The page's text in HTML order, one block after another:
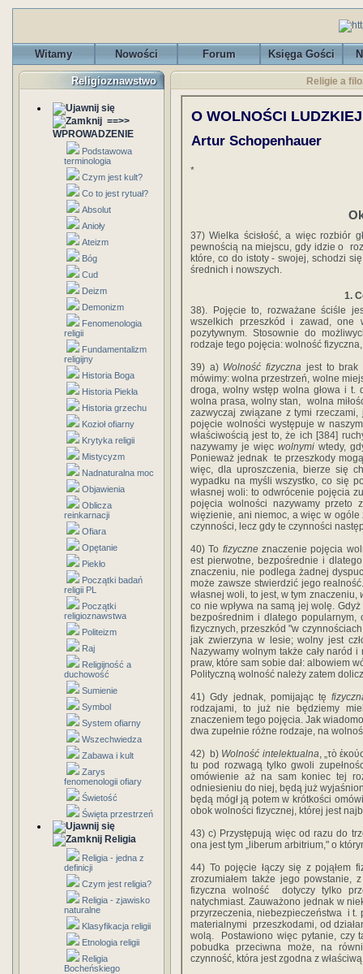
Witamy Nowości Forum Księga Gości
Religioznawstwo
==>>
WPROWADZENIE
Podstawowa
terminologia
Czym jest kult?
Co to jest rytuał?
Absolut
Anioły
Ateizm
Bóg
Cud
Deizm
Demonizm
Fenomenologia
religii
Fundamentalizm
religijny
Historia Boga
Historia Piekła
Historia grzechu
Kozioł ofiarny
Krytyka religii
Mistycyzm
Nadnaturalna moc
Objawienia
Oblicza
reinkarnacji
Ofiara
Opętanie
Piekło
Początki badań
religii PL
Początki
religioznawstwa
Politeizm
Raj
Religijność a
duchowość
Sumienie
Symbol
System ofiarny
Wszechwiedza
Zabawa i kult
Zarys
fenomenologii ofiary
Świetość
Święta przestrzeń
Religia
Religia - jedna z
definicji
Czym jest religia?
Religia - zjawisko
naturalne
Klasyfikacja religii
Etnologia religii
Religia
Bocheńskiego
Religie a
O WOLNOŚCI
Artur Schopenhauer
*
37)‎ ‎Wielka‎ ‎ścisłość,‎ ‎a‎ ‎więc‎ ‎rozbiór‎
‎pewnością‎ ‎na‎ ‎miejscu,‎ ‎gdy‎ ‎idzie‎ ‎o‎
‎które,‎ ‎co‎ ‎do‎ ‎istoty -‎ ‎swojej,‎ ‎schodzi‎
‎średnich‎ ‎i‎ ‎nowszych.
1.‎
38).‎ ‎Pojęcie‎ ‎to,‎ ‎rozważane‎ ‎ściśle‎
‎wszelkich‎ ‎przeszkód‎ ‎i‎ ‎zawad,‎ ‎one‎
pozytywnym.‎ ‎Stosownie‎ ‎do‎
‎rodzaje‎ ‎tego‎ ‎pojęcia:‎ ‎wolność‎
39)‎ ‎a)‎ ‎ Wolność‎ ‎fizyczna
‎jest‎ ‎to‎
‎mówimy: wolna‎ ‎przestrzeń,‎ ‎wolne‎
‎droga,‎ ‎wolny‎ ‎wstęp wolna‎ ‎głowa‎ ‎i‎ ‎t.‎
‎wolna‎ ‎prasa,‎ ‎wolny‎ ‎stan,‎ ‎ wolna‎
‎zazwyczaj‎ ‎związane‎ ‎z‎ ‎tymi‎
‎pojęcie‎ ‎wolności‎ ‎występuje‎ ‎w‎
‎właściwością‎ ‎jest‎ ‎to,‎ ‎że‎ ‎ich‎ ‎[384]‎
‎nazywamy‎ ‎je więc‎ ‎ wolnymi‎ ‎wtedy,‎
‎Ponieważ‎ ‎jednak‎ ‎ te‎ ‎przeszkody
‎więc,‎ ‎dla‎ ‎uproszczenia,‎ ‎bierze‎ ‎się‎
‎wypadku na‎ ‎myśli‎ ‎wszystko,‎ ‎co‎ ‎się‎
‎własnej‎ ‎woli:‎ ‎to odwrócenie‎ ‎pojęcia‎
‎pojęcia‎ ‎wolności‎ ‎nazywamy
‎więzienie,‎ ‎ani‎ ‎niemoc,‎ ‎a‎ ‎więc‎ ‎w‎ ‎ogóle‎
czynności,‎ ‎lecz‎ ‎gdy‎ ‎te‎ ‎czynności‎
40)‎ ‎To‎ ‎ fizyczne ‎znaczenie‎ ‎pojęcia‎
‎est‎ ‎pierwotne,‎ ‎bezpośrednie‎ ‎i‎
‎znaczeniu,‎ ‎nie‎ ‎podlega‎ ‎żadnej
‎może‎ ‎zawsze‎ ‎stwierdzić‎ ‎jego‎
‎własnej woli,‎ ‎to‎ ‎jest,‎ ‎w‎ ‎tym‎ ‎znaczeniu,‎
‎co‎ ‎nie‎ ‎wpływa‎ ‎na‎ ‎samą jej‎ ‎wolę.‎
‎bezpośrednim‎ ‎i‎ ‎dlatego‎
‎fizycznych,‎ ‎przeszkód‎ ‎"w‎
‎jak‎ ‎zwierzyna‎ ‎w‎ ‎lesie;‎ ‎wolny‎ ‎jest‎
‎Nazywamy‎ ‎wolnym‎ ‎także‎ ‎cały‎ ‎naród‎
‎praw,‎ ‎które sam‎ ‎sobie‎ ‎dał:‎ ‎albowiem‎
‎Polityczną‎ ‎wolność‎ ‎należy‎ ‎zatem‎
41)‎ ‎Gdy‎ ‎jednak,‎ ‎pomijając‎ ‎tę‎ ‎
‎rodzajami, to‎ ‎już‎ ‎nie‎ ‎będziemy‎
‎znaczeniem‎ ‎tego‎ ‎pojęcia.‎ ‎Jak
‎dwa‎ ‎zupełnie‎ ‎różne‎ ‎rodzaje,‎ ‎na‎
42)‎ ‎‎ ‎b)‎ ‎ Wolność‎ ‎intelektualna,‎ ‎„τὸ
‎tu pod‎ ‎rozwagą‎ ‎tylko‎ ‎gwoli‎
‎omówienie‎ ‎aż na‎ ‎sam‎ ‎koniec‎ ‎tej‎
‎odniesieniu‎ ‎do‎ ‎niej,‎ ‎będą‎ ‎już
‎będą‎ ‎mógł‎ ‎ją‎ ‎potem‎ ‎w‎ ‎krótkości‎
obok‎ ‎wolności‎ ‎fizycznej,‎ ‎której‎ ‎jest‎
43)‎ ‎c)‎ ‎Przystępują‎ ‎więc‎ ‎od razu‎ ‎do‎
‎ona‎ ‎jest tym‎ ‎„liberum‎ ‎arbitrium,"‎ ‎o‎
44)‎ ‎To‎ ‎pojęcie‎ ‎łączy‎ ‎się‎ ‎z‎ ‎pojąłem‎
‎zrozumiałem także‎ ‎jego‎
fizyczna‎ ‎wolność‎ ‎ dotyczy‎ ‎tylko
natychmiast.‎ ‎Zauważono‎ ‎jednak‎ ‎w‎
‎przyrzeczenia,‎ ‎niebezpieczeństwa ‎ ‎i‎ ‎t.‎
‎materialnymi‎ ‎ przeszkodami,‎ ‎od‎
‎wolą.‎ ‎ Postawiono‎ ‎więc‎ ‎pytanie,‎ ‎czy
pobudka‎ ‎przeciwna‎ ‎może,‎ ‎na‎
‎czynność, która‎ ‎jest‎ ‎zgodna‎ ‎z‎